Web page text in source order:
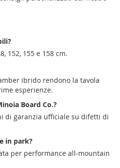
152, 155 e 158 cm.
ibrido rendono la tavola
esperienze.
Board Co.?
di garanzia ufficiale su difetti di
in park?
per performance all-mountain